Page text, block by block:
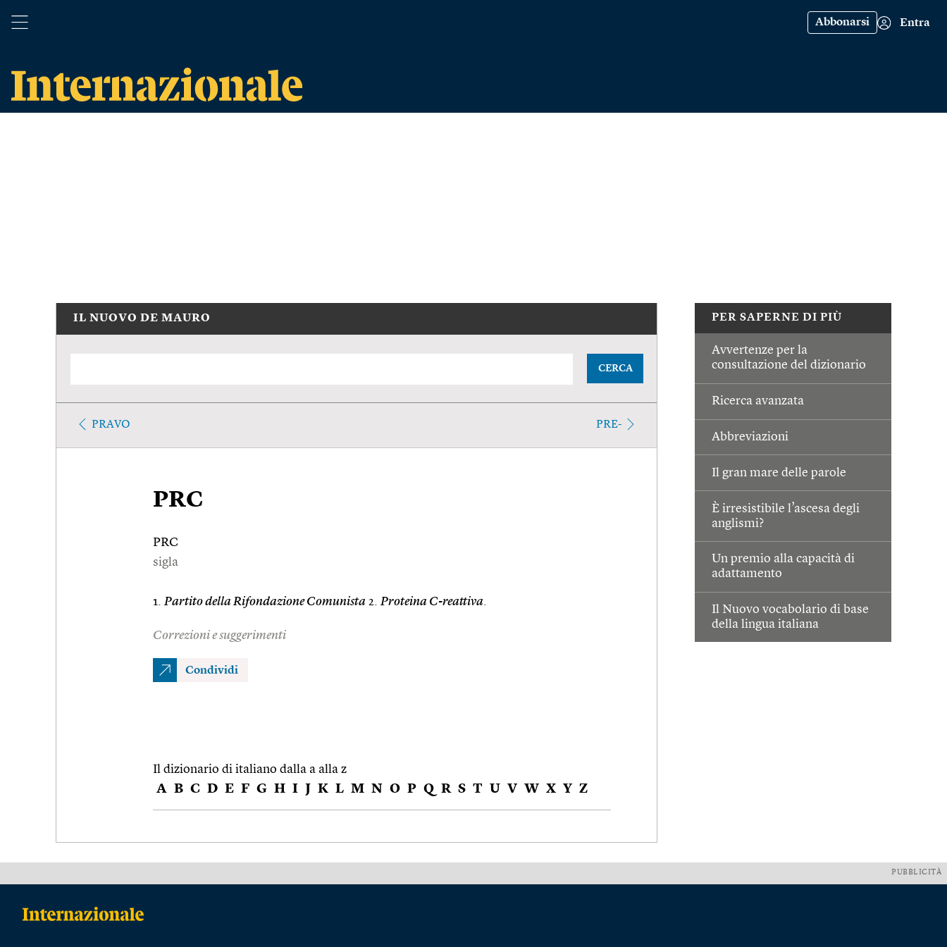
Abbonarsi Entra
PER SAPERNE DI PIÙ
Avvertenze per la
consultazione del dizionario
Ricerca avanzata
Abbreviazioni
Il gran mare delle parole
È irresistibile l’ascesa degli
anglismi?
Un premio alla capacità di
adattamento
Il Nuovo vocabolario di base
della lingua italiana
IL NUOVO DE MAURO
CERCA
PRAVO PRE-
PRC
PRC
sigla
1. Partito della Rifondazione Comunista 2. Proteina C-reattiva.
Correzioni e suggerimenti
Condividi
Il dizionario di italiano dalla a alla z
A B C D E F G H I J K L M N O P Q R S T U V W X Y Z
PUBBLICITÀ